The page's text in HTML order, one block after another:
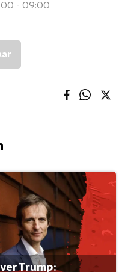
- 09:00
Trump: